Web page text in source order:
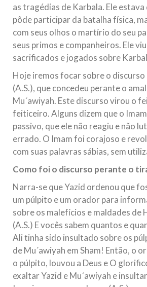
as tragédias de Karbala. Ele estava
pôde participar da batalha física,
com seus olhos o martírio do seu
seus primos e companheiros. Ele
sacrificados e jogados sobre
Hoje iremos focar sobre o discurso
(A.S.), que concedeu perante o
Mu´awiyah. Este discurso virou o
feiticeiro. Alguns dizem que o
passivo, que ele não reagiu e não
errado. O Imam foi corajoso e
com suas palavras sábias, sem
Como foi o discurso perante o
Narra-se que Yazid ordenou que
um púlpito e um orador para
sobre os malefícios e maldades de
(A.S.) E vocês sabem quantos e
Ali tinha sido insultado sobre os
de Mu´awiyah em Sham! Então, o
o púlpito, louvou a Deus e O
exaltar Yazid e Mu´awiyah e